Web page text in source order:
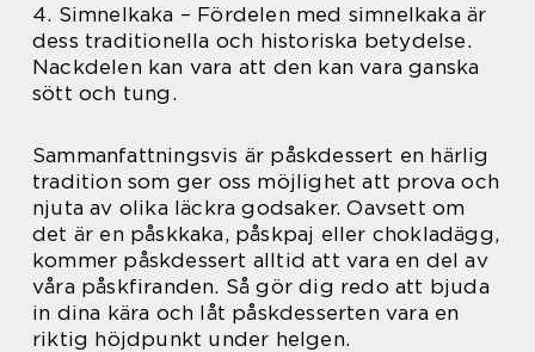
4. Simnelkaka – Fördelen med simnelkaka är
dess traditionella och historiska betydelse.
Nackdelen kan vara att den kan vara ganska
sött och tung.
Sammanfattningsvis är påskdessert en härlig
tradition som ger oss möjlighet att prova och
njuta av olika läckra godsaker. Oavsett om
det är en påskkaka, påskpaj eller chokladägg,
kommer påskdessert alltid att vara en del av
våra påskfiranden. Så gör dig redo att bjuda
in dina kära och låt påskdesserten vara en
riktig höjdpunkt under helgen.